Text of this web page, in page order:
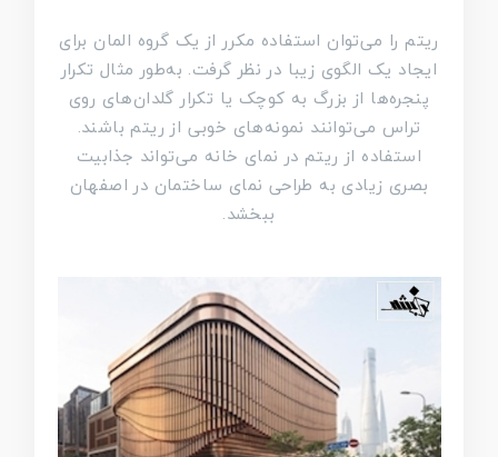
ریتم را می‌توان استفاده مکرر از یک گروه المان برای
ایجاد یک الگوی زیبا در نظر گرفت. به‌طور مثال تکرار
پنجره‌ها از بزرگ به کوچک یا تکرار گلدان‌های روی
تراس می‌توانند نمونه‌های خوبی از ریتم باشند.
استفاده از ریتم در نمای خانه می‌تواند جذابیت
بصری زیادی به طراحی نمای ساختمان در اصفهان
ببخشد.